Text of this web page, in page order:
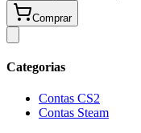
Comprar
Categorias
Contas CS2
Contas Steam